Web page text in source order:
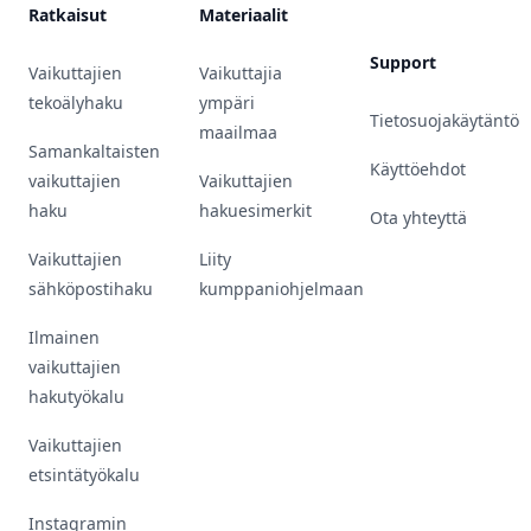
Ratkaisut
Vaikuttajien
tekoälyhaku
Samankaltaisten
vaikuttajien
haku
Vaikuttajien
sähköpostihaku
Ilmainen
vaikuttajien
hakutyökalu
Vaikuttajien
etsintätyökalu
Instagramin
Materiaalit
Vaikuttajia
ympäri
maailmaa
Vaikuttajien
hakuesimerkit
Liity
kumppaniohjelmaan
Support
Tietosuojakäytäntö
Käyttöehdot
Ota yhteyttä